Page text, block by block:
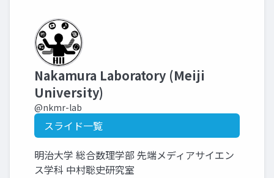
Nakamura Laboratory (Meiji
University)
@nkmr-lab
スライド一覧
明治大学 総合数理学部 先端メディアサイエン
ス学科 中村聡史研究室